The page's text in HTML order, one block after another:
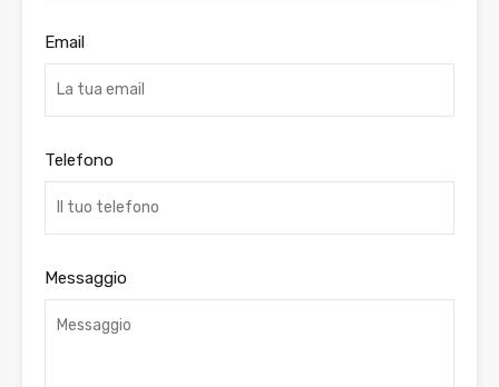
Email
Telefono
Messaggio